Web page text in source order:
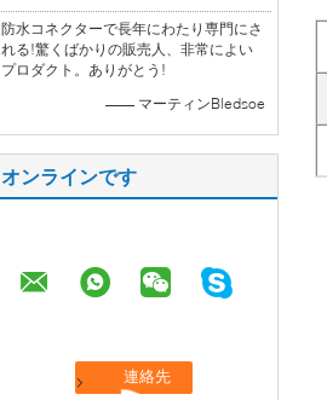
防水コネクターで長年にわたり専門にさ
れる!驚くばかりの販売人、非常によい
プロダクト。ありがとう!
—— マーティンBledsoe
オンラインです